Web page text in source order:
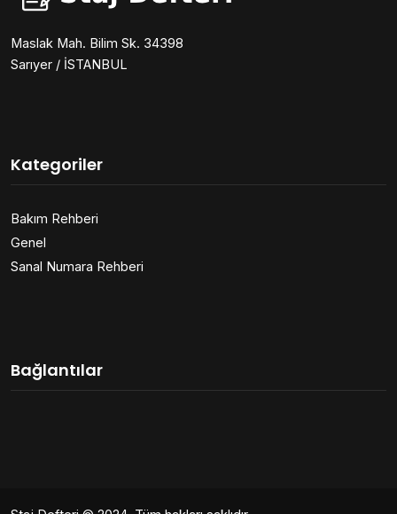
Maslak Mah. Bilim Sk. 34398
Sarıyer / İSTANBUL
Kategoriler
Bakım Rehberi
Genel
Sanal Numara Rehberi
Bağlantılar